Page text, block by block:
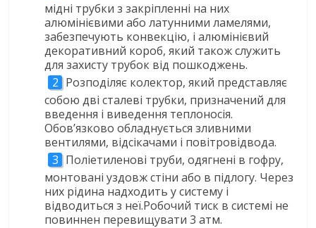
мідні трубки з закріпленні на них
алюмінієвими або латунними ламелями,
забезпечують конвекцію, і алюмінієвий
декоративний короб, який також служить
для захисту трубок від пошкоджень.
Розподіляє колектор, який представляє
собою дві сталеві трубки, призначений для
введення і виведення теплоносія.
Обов’язково обладнується зливними
вентилями, відсікачами і повітровідвода.
Поліетиленові труби, одягнені в гофру,
монтовані уздовж стіни або в підлогу. Через
них рідина надходить у систему і
відводиться з неї.Робочий тиск в системі не
повиннен перевищувати 3 атм.